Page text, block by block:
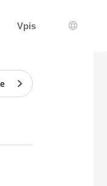
Vpis
Izbira